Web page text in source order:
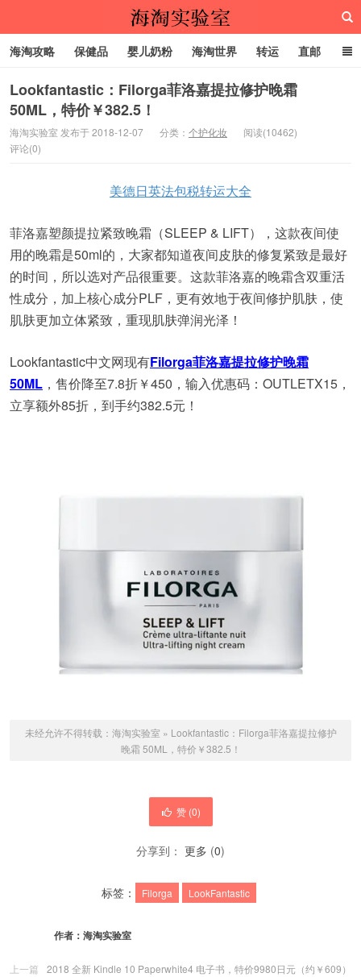
海淘实验室
海淘攻略 保健品 婴儿奶粉 海淘世界 转运 直邮
代购服务
Lookfantastic：Filorga菲洛嘉提拉修护晚霜
50ML，特价￥382.5！
海淘实验室 发布于 2018-12-07 分类： 个护化妆
阅读(10462)
评论(0)
美德日英法包税转运大全
菲洛嘉塑颜提拉紧致晚霜（SLEEP & LIFT），这款夜间使
用的晚霜是50ml的，大家都知道夜间皮肤的修复紧致是最好
的时间，所以选对产品很重要。这款菲洛嘉的晚霜含双重活
性成分，加上核心成分PLF，更有效地于夜间修护肌肤，使
肌肤更加立体紧致，重现肌肤弹润光泽！
Lookfantastic中文网现有Filorga菲洛嘉提拉修护晚霜
50ML ，售价降至7.8折￥450，输入优惠码：OUTLETX15，
立享额外85折，到手约382.5元！
未经允许不得转载： 海淘实验室 » Lookfantastic：Filorga菲洛嘉提拉修护
晚霜 50ML，特价￥382.5！
赞 (0)
分享到： 更多 (0)
标签： Filorga LookFantastic
作者： 海淘实验室
上一篇
2018 全新 Kindle 10 Paperwhite4 电子书，特价9980日元（约￥609）